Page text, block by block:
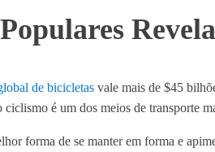
de bicicletas vale mais de $45
é um dos meios de transporte
forma de se manter em forma e